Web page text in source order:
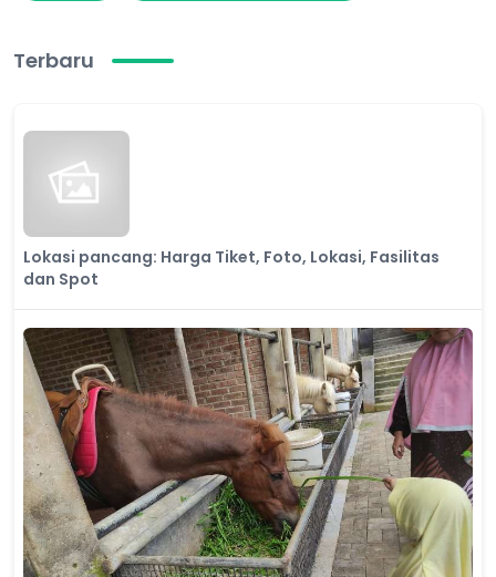
Terbaru
Lokasi pancang: Harga Tiket, Foto, Lokasi, Fasilitas
dan Spot